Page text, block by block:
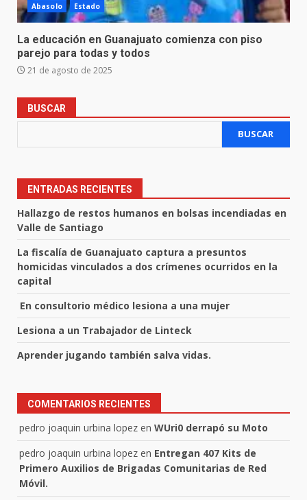
Abasolo Estado
La educación en Guanajuato comienza con piso
parejo para todas y todos
21 de agosto de 2025
BUSCAR
BUSCAR
ENTRADAS RECIENTES
Hallazgo de restos humanos en bolsas incendiadas en
Valle de Santiago
La fiscalía de Guanajuato captura a presuntos
homicidas vinculados a dos crímenes ocurridos en la
capital
En consultorio médico lesiona a una mujer
Lesiona a un Trabajador de Linteck
Aprender jugando también salva vidas.
COMENTARIOS RECIENTES
pedro joaquin urbina lopez en WUri0 derrapó su Moto
pedro joaquin urbina lopez en Entregan 407 Kits de
Primero Auxilios de Brigadas Comunitarias de Red
Móvil.